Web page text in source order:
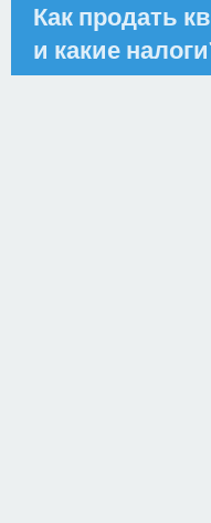
Как продать
и какие